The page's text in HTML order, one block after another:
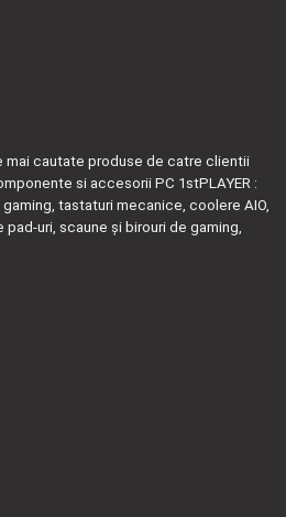
mai cautate produse de catre clientii
si accesorii PC 1stPLAYER :
tastaturi mecanice, coolere AIO,
uri, scaune și birouri de gaming,